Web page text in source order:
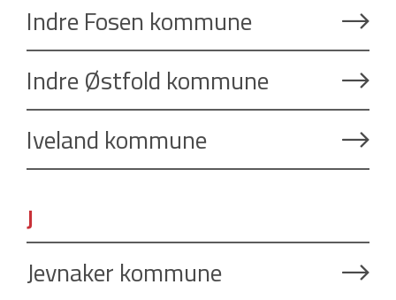
Indre Fosen kommune
Indre Østfold kommune
Iveland kommune
J
Jevnaker kommune